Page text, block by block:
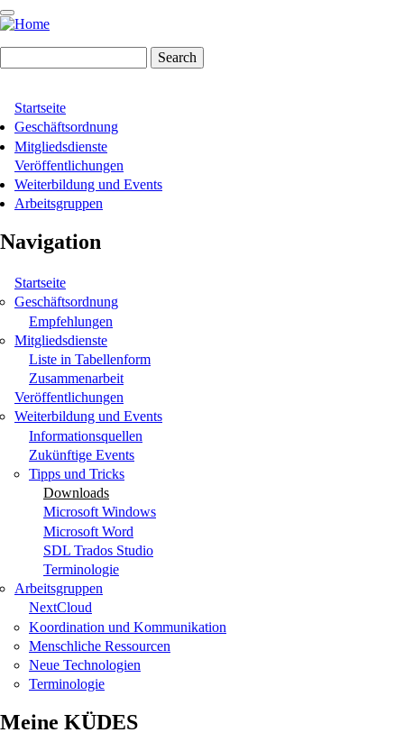
Skip
to
Hauptnavigation
Startseite
Geschäftsordnung
Mitgliedsdienste
Veröffentlichungen
Weiterbildung und Events
Arbeitsgruppen
Navigation
Startseite
Geschäftsordnung
Empfehlungen
Mitgliedsdienste
Liste in Tabellenform
Zusammenarbeit
Veröffentlichungen
Weiterbildung und Events
Informationsquellen
Zukünftige Events
Tipps und Tricks
Downloads
Microsoft Windows
Microsoft Word
SDL Trados Studio
Terminologie
Arbeitsgruppen
NextCloud
Koordination und Kommunikation
Menschliche Ressourcen
Neue Technologien
Terminologie
Meine KÜDES